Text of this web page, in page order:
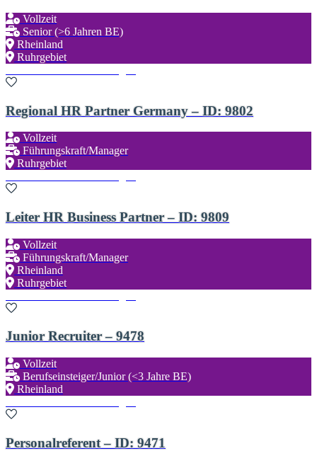
Vollzeit
Senior (>6 Jahren BE)
Rheinland
Ruhrgebiet
Regional HR Partner Germany – ID: 9802
Vollzeit
Führungskraft/Manager
Ruhrgebiet
Leiter HR Business Partner – ID: 9809
Vollzeit
Führungskraft/Manager
Rheinland
Ruhrgebiet
Junior Recruiter – 9478
Vollzeit
Berufseinsteiger/Junior (<3 Jahre BE)
Rheinland
Personalreferent – ID: 9471